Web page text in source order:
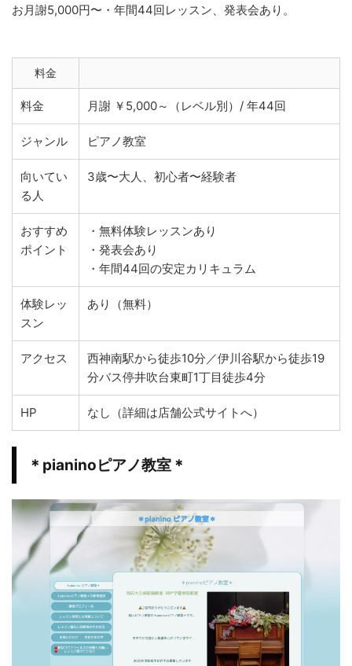
お月謝5,000円〜・年間44回レッスン、発表会あり。
料金
料金 月謝 ￥5,000～（レベル別）/ 年44回
ジャンル ピアノ教室
向いてい
る人
3歳〜大人、初心者〜経験者
おすすめ
ポイント
・無料体験レッスンあり
・発表会あり
・年間44回の安定カリキュラム
体験レッ
スン
あり（無料）
アクセス
西神南駅から徒歩10分／伊川谷駅から徒歩19
分バス停井吹台東町1丁目徒歩4分
HP なし（詳細は店舗公式サイトへ）
＊pianinoピアノ教室＊